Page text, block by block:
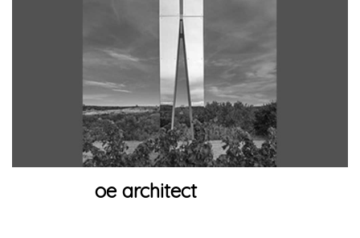
oe architect